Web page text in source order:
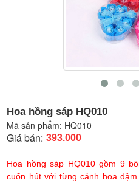
Hoa hồng sáp HQ010
Mã sản phẩm: HQ010
Giá bán: 393.000
Hoa hồng sáp HQ010 gồm 9
cuốn hút với từng cánh hoa